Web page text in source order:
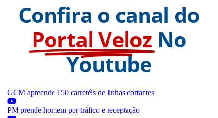
Confira o canal do
Portal Veloz No
Youtube
GCM apreende 150 carretéis de linhas cortantes
PM prende homem por tráfico e receptação